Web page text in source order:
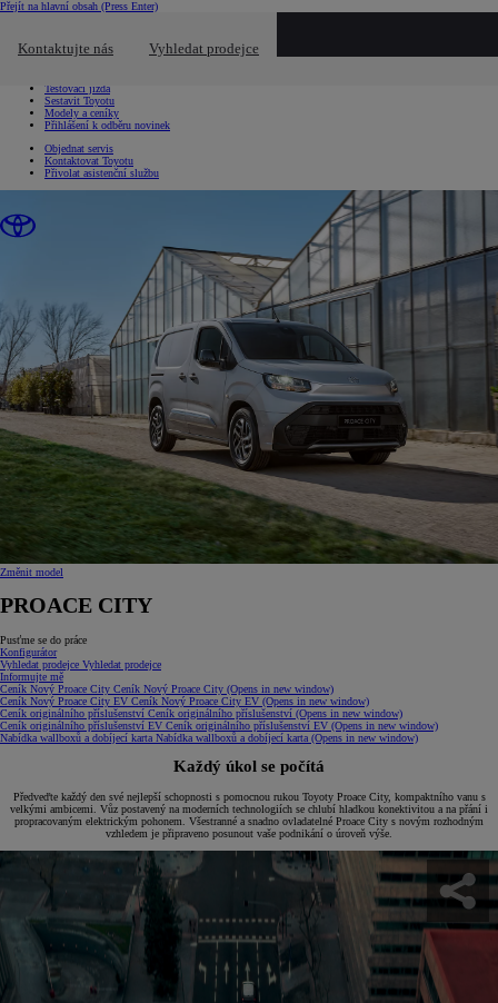
Přejít na hlavní obsah (Press Enter)
Kontaktujte nás Vyhledat prodejce
Chci... Kliknutím zavřete překryvné okno
Testovací jízda
Sestavit Toyotu
Modely a ceníky
Přihlášení k odběru novinek
Objednat servis
Kontaktovat Toyotu
Přivolat asistenční službu
Změnit model
PROACE CITY
Pusťme se do práce
Konfigurátor
Vyhledat prodejce Vyhledat prodejce
Informujte mě
Ceník Nový Proace City Ceník Nový Proace City (Opens in new window)
Ceník Nový Proace City EV Ceník Nový Proace City EV (Opens in new window)
Ceník originálního příslušenství Ceník originálního příslušenství (Opens in new window)
Ceník originálního příslušenství EV Ceník originálního příslušenství EV (Opens in new window)
Nabídka wallboxů a dobíjecí karta Nabídka wallboxů a dobíjecí karta (Opens in new window)
Každý úkol se počítá
Předveďte každý den své nejlepší schopnosti s pomocnou rukou Toyoty Proace City, kompaktního vanu s
velkými ambicemi. Vůz postavený na moderních technologiích se chlubí hladkou konektivitou a na přání i
propracovaným elektrickým pohonem. Všestranné a snadno ovladatelné Proace City s novým rozhodným
vzhledem je připraveno posunout vaše podnikání o úroveň výše.